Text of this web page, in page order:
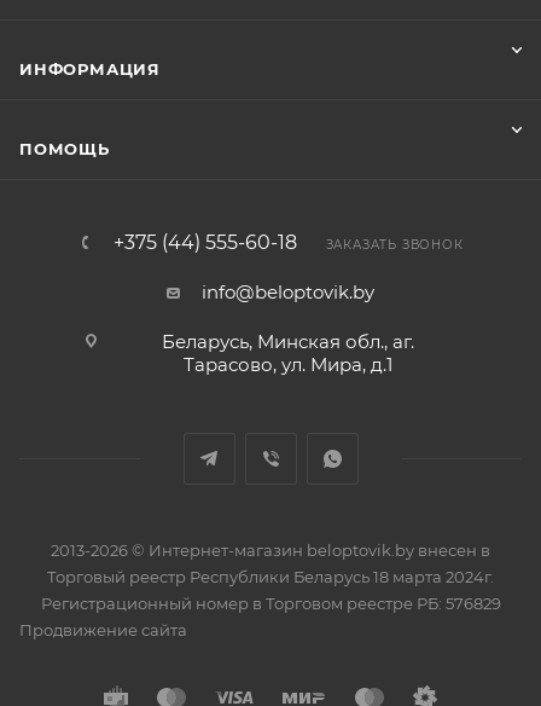
ИНФОРМАЦИЯ
ПОМОЩЬ
+375 (44) 555-60-18 ЗАКАЗАТЬ ЗВОНОК
info@beloptovik.by
Беларусь, Минская обл., аг.
Тарасово, ул. Мира, д.1
2013-2026 © Интернет-магазин beloptovik.by внесен в
Торговый реестр Республики Беларусь 18 марта 2024г.
Регистрационный номер в Торговом реестре РБ: 576829
Продвижение сайта